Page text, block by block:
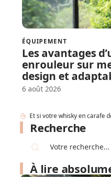
ÉQUIPEMENT
Les avantages
enrouleur sur
design et
6 août 2026
Recherche
À lire